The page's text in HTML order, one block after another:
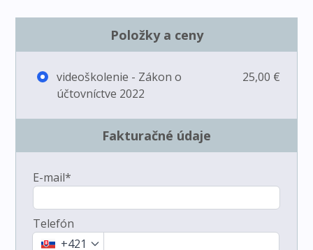
Položky a ceny
videoškolenie - Zákon o
účtovníctve 2022
25,00 €
Fakturačné údaje
E-mail*
Telefón
+421